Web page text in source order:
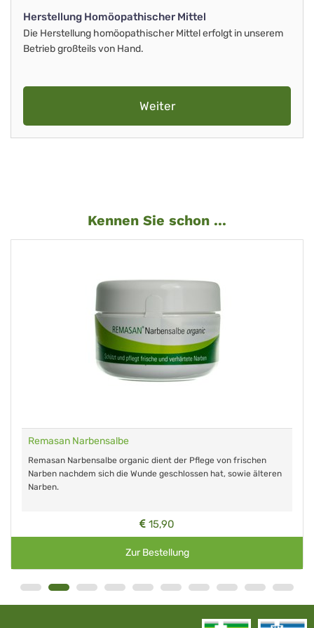
Herstellung Homöopathischer Mittel
Die Herstellung homöopathischer Mittel erfolgt in unserem
Betrieb großteils von Hand.
Weiter
Kennen Sie schon ...
Remasan Narbensalbe
Remasan Narbensalbe organic dient der Pflege von frischen
Narben nachdem sich die Wunde geschlossen hat, sowie älteren
Narben.
15,90
Zur Bestellung